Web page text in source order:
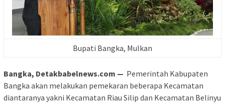
Bupati Bangka, Mulkan
Bangka, Detakbabelnews.com — Pemerintah Kabupaten
Bangka akan melakukan pemekaran beberapa Kecamatan
diantaranya yakni Kecamatan Riau Silip dan Kecamatan Belinyu